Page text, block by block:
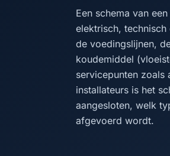
Een schema van
elektrisch,
de voedingslijnen,
koudemiddel
servicepunten zoals
installateurs is het
aangesloten, welk
afgevoerd wordt.